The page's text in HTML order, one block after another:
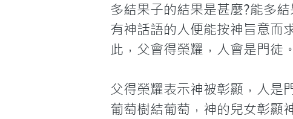
多結果子的結果是甚麼?能多
有神話語的人便能按神旨意而
此，父會得榮耀，人會是門徒。
父得榮耀表示神被彰顯，人是
葡萄樹結葡萄，神的兒女彰顯